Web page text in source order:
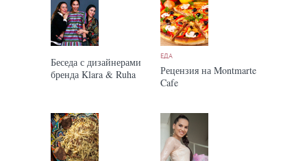
Беседа с дизайнерами
бренда Klara & Ruha
ЕДА
Рецензия на Montmarte
Cafe